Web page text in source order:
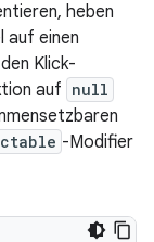
heben
auf einen
Klick-
auf null
-Modifier